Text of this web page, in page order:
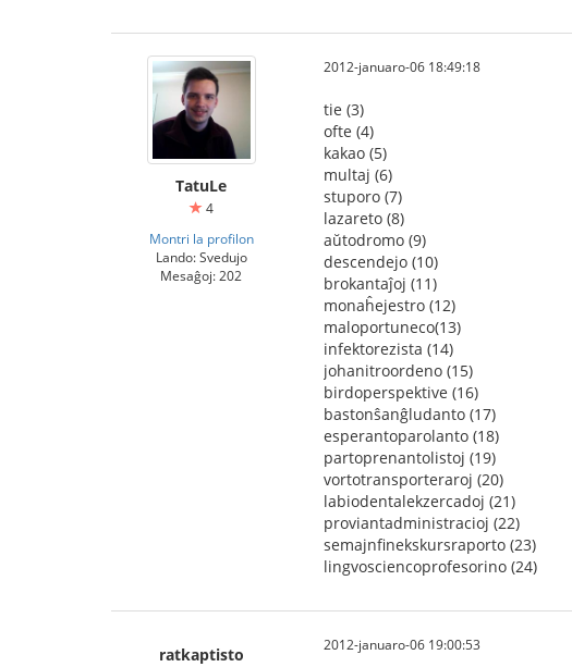
TatuLe
4
Montri la profilon
Lando: Svedujo
Mesaĝoj: 202
2012-januaro-06 18:49:18
tie (3)
ofte (4)
kakao (5)
multaj (6)
stuporo (7)
lazareto (8)
aŭtodromo (9)
descendejo (10)
brokantaĵoj (11)
monaĥejestro (12)
maloportuneco(13)
infektorezista (14)
johanitroordeno (15)
birdoperspektive (16)
bastonŝanĝludanto (17)
esperantoparolanto (18)
partoprenantolistoj (19)
vortotransporteraroj (20)
labiodentalekzercadoj (21)
proviantadministracioj (22)
semajnfinekskursraporto (23)
lingvosciencoprofesorino (24)
ratkaptisto 2012-januaro-06 19:00:53